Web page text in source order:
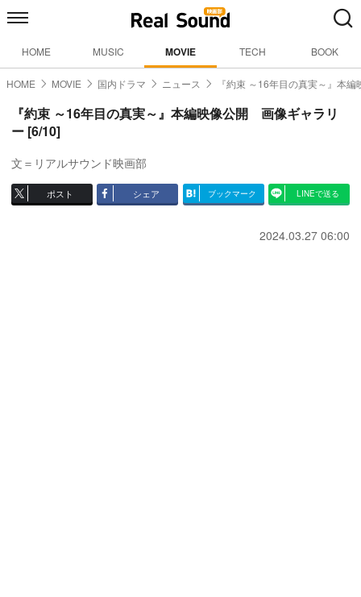
HOME MUSIC MOVIE TECH BOOK
HOME MOVIE 国内ドラマ ニュース 『約束 ～16年目の真実～』本編
『約束 ～16年目の真実～』本編映像公開 画像ギャラリ
ー [6/10]
文＝リアルサウンド映画部
ポスト シェア ブックマーク LINEで送る
2024.03.27 06:00